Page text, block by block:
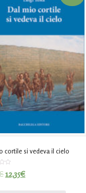
cortile si vedeva il cielo
12,35€